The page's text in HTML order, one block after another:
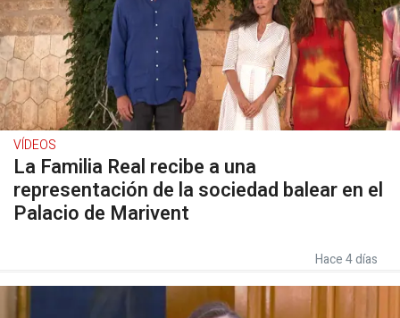
VÍDEOS
La Familia Real recibe a una
representación de la sociedad balear en el
Palacio de Marivent
Hace 4 días